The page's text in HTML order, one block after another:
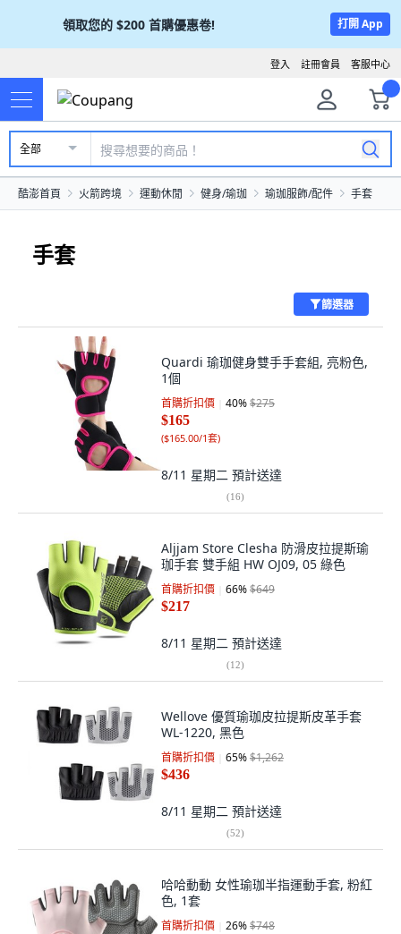
領取您的 $200 首購優惠卷! 打開 App
客服中心
註冊會員
登入
全部
酷澎首頁 火箭跨境 運動休閒 健身/瑜珈 瑜珈服飾/配件 手套
手套
篩選器
Quardi 瑜珈健身雙手手套組, 亮粉色,
1個
首購折扣價 40%$275
$165
($165.00/1套)
8/11 星期二 預計送達
(16)
Aljjam Store Clesha 防滑皮拉提斯瑜
珈手套 雙手組 HW OJ09, 05 綠色
首購折扣價 66%$649
$217
8/11 星期二 預計送達
(12)
Wellove 優質瑜珈皮拉提斯皮革手套
WL-1220, 黑色
首購折扣價 65%$1,262
$436
8/11 星期二 預計送達
(52)
哈哈動動 女性瑜珈半指運動手套, 粉紅
色, 1套
首購折扣價 26%$748